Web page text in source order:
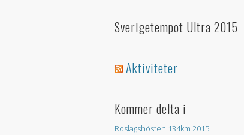
Sverigetempot Ultra 2015
Aktiviteter
Kommer delta i
Roslagshösten 134km 2015